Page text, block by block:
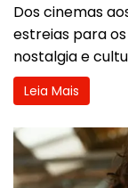
Dos cinemas
estreias para
nostalgia e
Leia Mais